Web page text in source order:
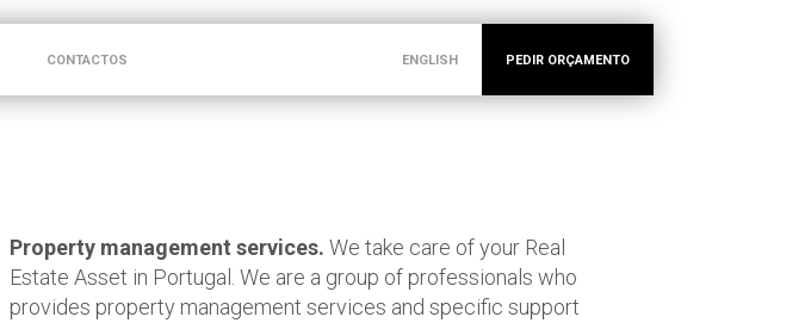
CONTACTOS ENGLISH PEDIR ORÇAMENTO
Property management services. We take care of your Real
Estate Asset in Portugal. We are a group of professionals who
provides property management services and specific support